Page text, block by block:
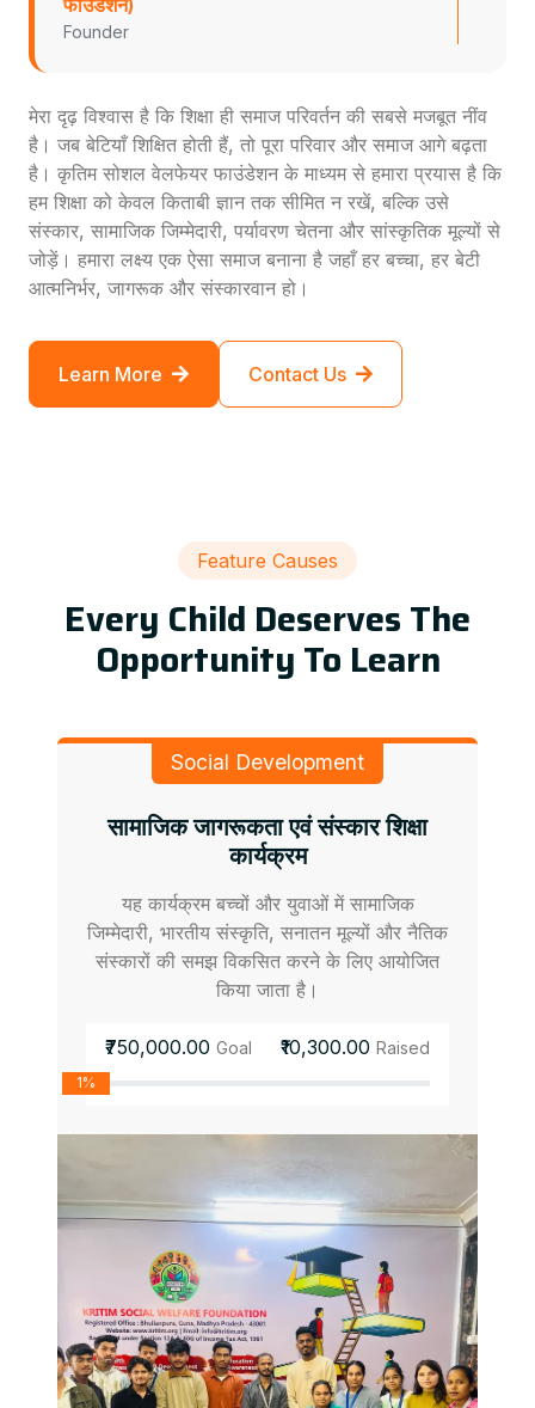
Founder
मेरा दृढ़ विश्वास है कि शिक्षा ही समाज परिवर्तन की सबसे मजबूत नींव
है। जब बेटियाँ शिक्षित होती हैं, तो पूरा परिवार और समाज आगे बढ़ता
है। कृतिम सोशल वेलफेयर फाउंडेशन के माध्यम से हमारा प्रयास है कि
हम शिक्षा को केवल किताबी ज्ञान तक सीमित न रखें, बल्कि उसे
संस्कार, सामाजिक जिम्मेदारी, पर्यावरण चेतना और सांस्कृतिक मूल्यों से
जोड़ें। हमारा लक्ष्य एक ऐसा समाज बनाना है जहाँ हर बच्चा, हर बेटी
आत्मनिर्भर, जागरूक और संस्कारवान हो।
Learn More Contact Us
Feature Causes
Every Child Deserves The
Opportunity To Learn
Social Development
सामाजिक जागरूकता एवं संस्कार शिक्षा
कार्यक्रम
यह कार्यक्रम बच्चों और युवाओं में सामाजिक
जिम्मेदारी, भारतीय संस्कृति, सनातन मूल्यों और नैतिक
संस्कारों की समझ विकसित करने के लिए आयोजित
किया जाता है।
₹750,000.00 Goal ₹10,300.00 Raised
1%